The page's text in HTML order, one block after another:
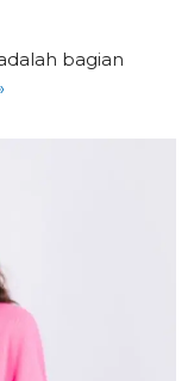
bagian